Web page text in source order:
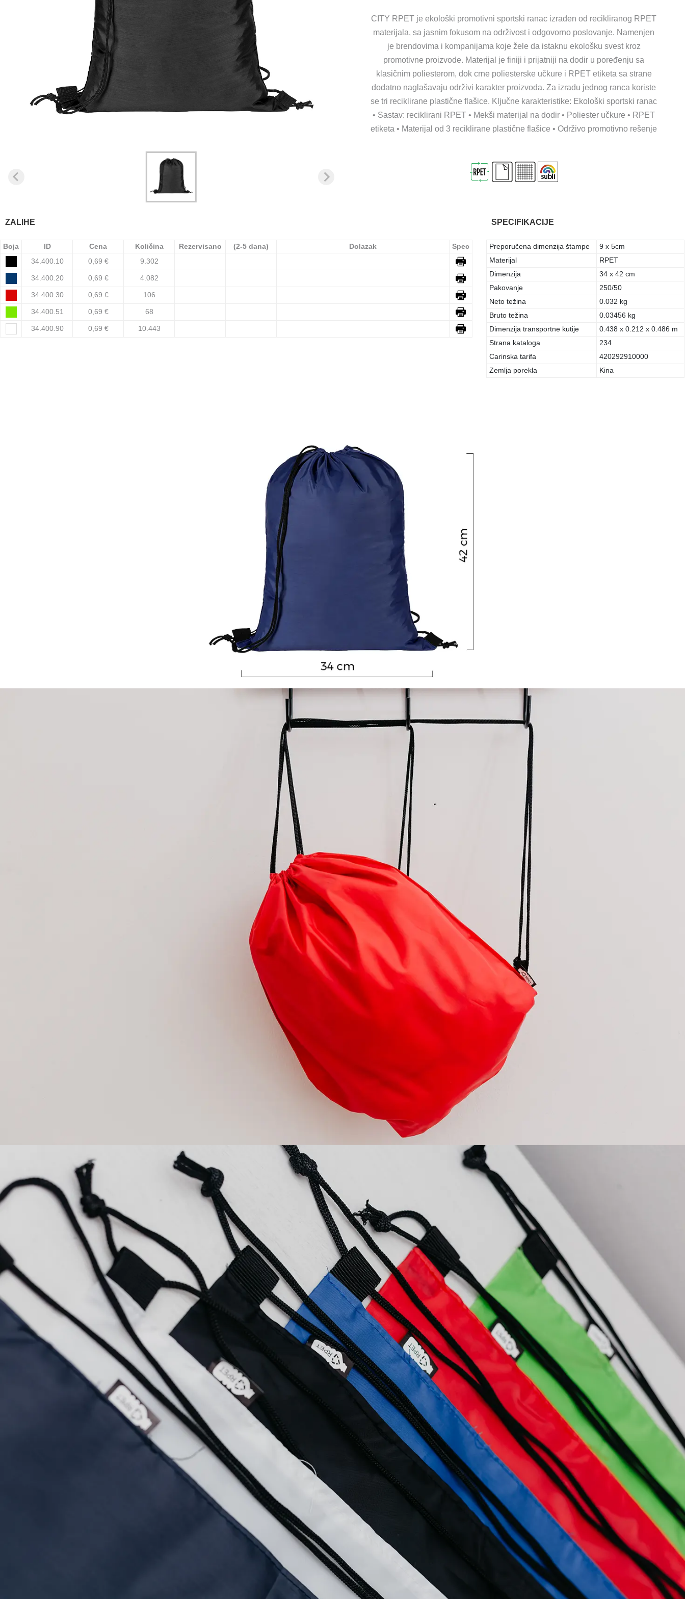
CITY RPET je ekološki promotivni sportski ranac izrađen od recikliranog RPET
materijala, sa jasnim fokusom na održivost i odgovorno poslovanje. Namenjen
je brendovima i kompanijama koje žele da istaknu ekološku svest kroz
promotivne proizvode. Materijal je finiji i prijatniji na dodir u poređenju sa
klasičnim poliesterom, dok crne poliesterske učkure i RPET etiketa sa strane
dodatno naglašavaju održivi karakter proizvoda. Za izradu jednog ranca koriste
se tri reciklirane plastične flašice. Ključne karakteristike: Ekološki sportski ranac
• Sastav: reciklirani RPET • Mekši materijal na dodir • Poliester učkure • RPET
etiketa • Materijal od 3 reciklirane plastične flašice • Održivo promotivno rešenje
ZALIHE
Boja ID Cena Količina Rezervisano (2-5 dana) Dolazak
Spec
34.400.10
0,69 € 9.302
34.400.20 0,69 € 4.082
34.400.30 0,69 € 106
34.400.51 0,69 € 68
34.400.90 0,69 € 10.443
SPECIFIKACIJE
Preporučena dimenzija štampe
9 x 5cm
Materijal
RPET
Dimenzija
34 x 42 cm
Pakovanje
250/50
Neto težina
0.032 kg
Bruto težina
0.03456 kg
Dimenzija transportne kutije
0.438 x 0.212 x 0.486 m
Strana kataloga
234
Carinska tarifa
420292910000
Zemlja porekla
Kina